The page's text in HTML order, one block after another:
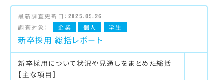
最新調査更新日： 2025.09.26
調査対象：
企業 個人 学生
新卒採用 総括レポート
新卒採用について状況や見通しをまとめた総括
【主な項目】